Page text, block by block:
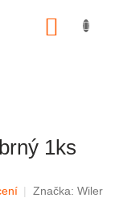
1ks
z 5 hvězdiček.
Značka: Wiler